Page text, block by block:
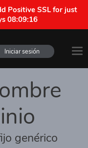
Positive SSL for just
08:09:16
Iniciar sesión
genérico